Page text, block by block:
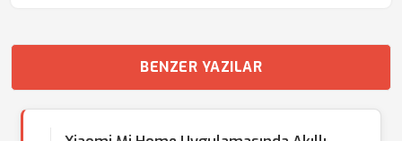
BENZER YAZILAR